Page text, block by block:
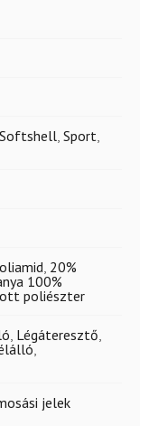
Softshell, Sport,
, 20%
100%
poliészter
, Légáteresztő,
,
jelek